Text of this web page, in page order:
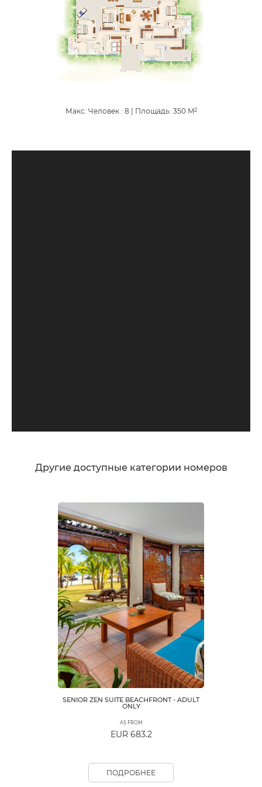
Макс. Человек : 8 Площадь: 350M2
Другие доступные категории номеров
SENIOR ZEN SUITE BEACHFRONT - ADULT
ONLY
AS FROM
EUR 683.2
ПОДРОБНЕЕ